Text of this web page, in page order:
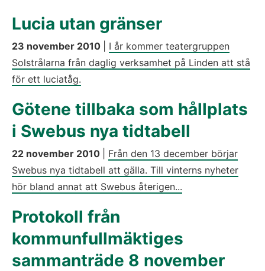
Lucia utan gränser
23 november 2010
I år kommer teatergruppen
Solstrålarna från daglig verksamhet på Linden att stå
för ett luciatåg.
Götene tillbaka som hållplats
i Swebus nya tidtabell
22 november 2010
Från den 13 december börjar
Swebus nya tidtabell att gälla. Till vinterns nyheter
hör bland annat att Swebus återigen...
Protokoll från
kommunfullmäktiges
sammanträde 8 november